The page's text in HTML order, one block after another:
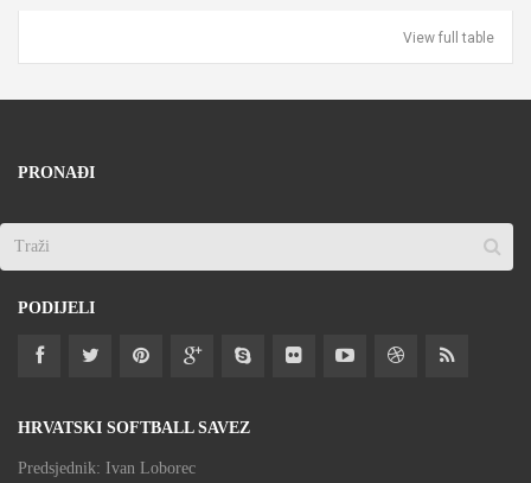
View full table
PRONAĐI
PODIJELI
HRVATSKI SOFTBALL SAVEZ
Predsjednik: Ivan Loborec